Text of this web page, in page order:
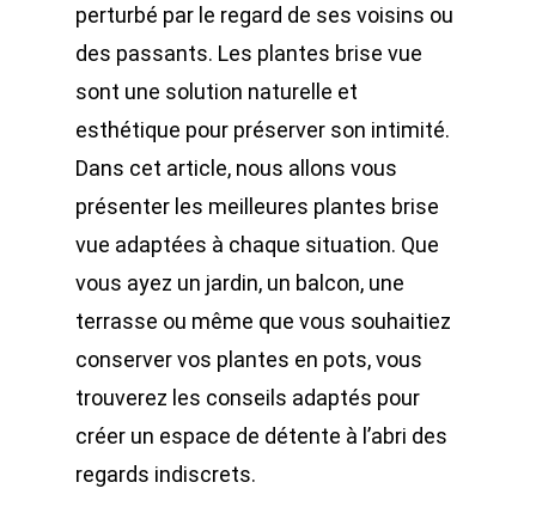
perturbé par le regard de ses voisins ou
des passants. Les plantes brise vue
sont une solution naturelle et
esthétique pour préserver son intimité.
Dans cet article, nous allons vous
présenter les meilleures plantes brise
vue adaptées à chaque situation. Que
vous ayez un jardin, un balcon, une
terrasse ou même que vous souhaitiez
conserver vos plantes en pots, vous
trouverez les conseils adaptés pour
créer un espace de détente à l’abri des
regards indiscrets.